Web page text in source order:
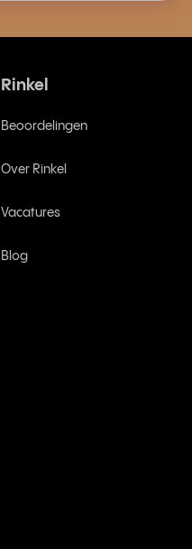
Rinkel
Beoordelingen
Over Rinkel
Vacatures
Blog